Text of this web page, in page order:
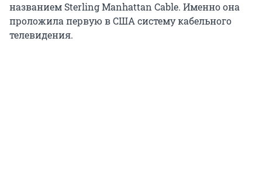
названием Sterling Manhattan Cable. Именно она
проложила первую в США систему кабельного
телевидения.